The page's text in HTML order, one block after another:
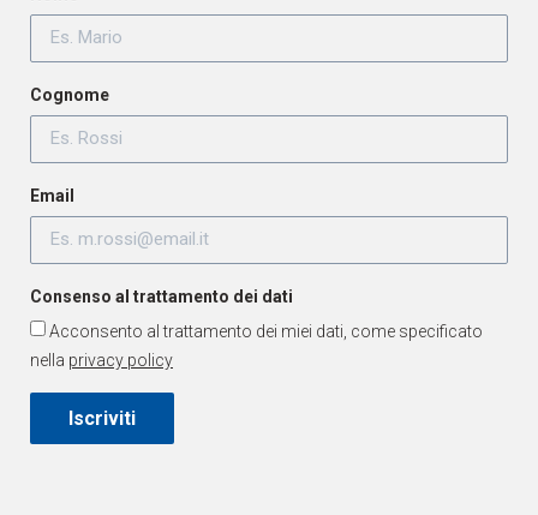
Cognome
Email
Consenso al trattamento dei dati
Acconsento al trattamento dei miei dati, come specificato
nella privacy policy
Iscriviti